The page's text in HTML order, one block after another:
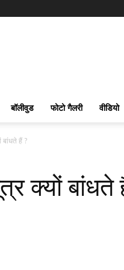
बॉलीवुड फोटो गैलरी वीडियो
बांधते हैं ?
क्यों बांधते